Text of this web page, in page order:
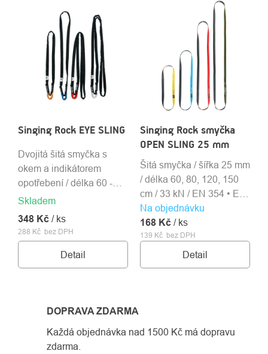
Singing Rock EYE SLING
Skladem
288 Kč bez DPH
348 Kč / ks
Detail
Dvojitá šitá smyčka s
okem a indikátorem
opotřebení / délka 60 -
150 cm / 30 kN / EN 354 •
Singing Rock smyčka
OPEN SLING 25 mm
Na objednávku
139 Kč bez DPH
168 Kč / ks
Detail
Šitá smyčka / šířka 25 mm
/ délka 60, 80, 120, 150
cm / 33 kN / EN 354 • EN
566 • EN 795B • CEN/TS
16415
DOPRAVA ZDARMA
Každá objednávka nad 1500 Kč má dopravu
zdarma.